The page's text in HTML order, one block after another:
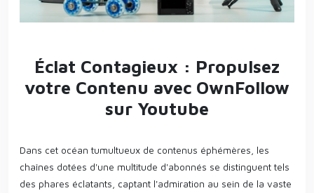
Éclat Contagieux : Propulsez
votre Contenu avec OwnFollow
sur Youtube
Dans cet océan tumultueux de contenus éphémères, les
chaînes dotées d'une multitude d'abonnés se distinguent tels
des phares éclatants, captant l'admiration au sein de la vaste